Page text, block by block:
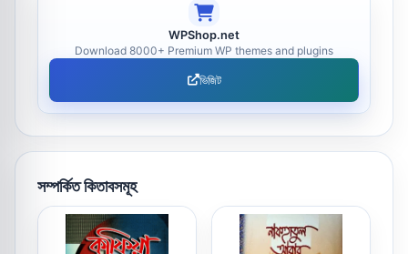
WPShop.net
Download 8000+ Premium WP themes and plugins
ভিজিট
সম্পর্কিত কিতাবসমূহ